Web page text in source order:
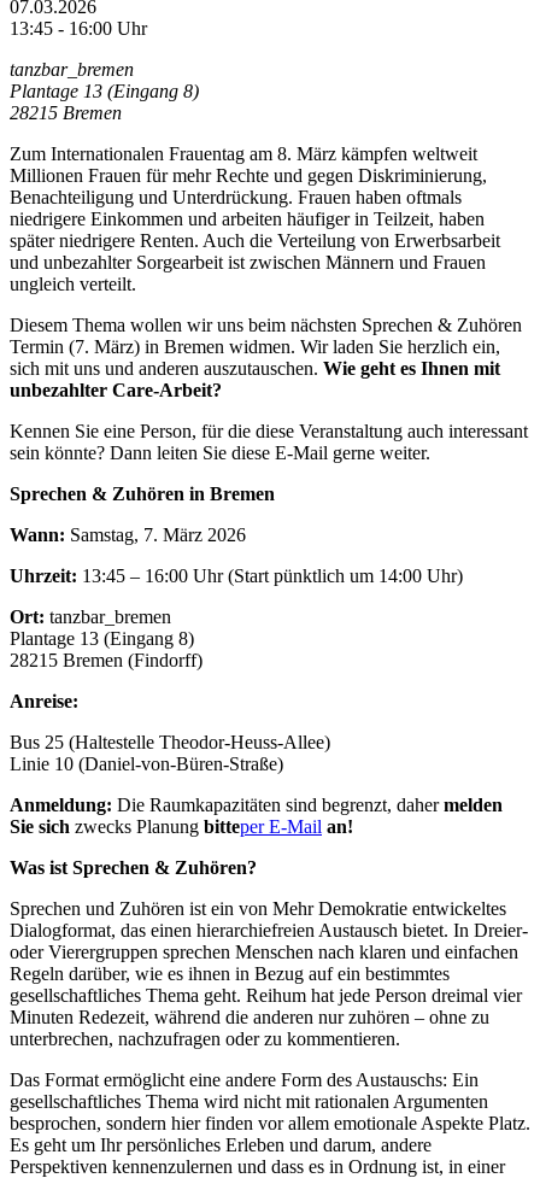
07.03.2026
13:45 - 16:00 Uhr
tanzbar_bremen
Plantage 13 (Eingang 8)
28215 Bremen
Zum Internationalen Frauentag am 8. März kämpfen weltweit
Millionen Frauen für mehr Rechte und gegen Diskriminierung,
Benachteiligung und Unterdrückung. Frauen haben oftmals
niedrigere Einkommen und arbeiten häufiger in Teilzeit, haben
später niedrigere Renten. Auch die Verteilung von Erwerbsarbeit
und unbezahlter Sorgearbeit ist zwischen Männern und Frauen
ungleich verteilt.
Diesem Thema wollen wir uns beim nächsten Sprechen & Zuhören
Termin (7. März) in Bremen widmen. Wir laden Sie herzlich ein,
sich mit uns und anderen auszutauschen. Wie geht es Ihnen mit
unbezahlter Care-Arbeit?
Kennen Sie eine Person, für die diese Veranstaltung auch interessant
sein könnte? Dann leiten Sie diese E-Mail gerne weiter.
Sprechen & Zuhören in Bremen
Wann: Samstag, 7. März 2026
Uhrzeit: 13:45 – 16:00 Uhr (Start pünktlich um 14:00 Uhr)
Ort: tanzbar_bremen
Plantage 13 (Eingang 8)
28215 Bremen (Findorff)
Anreise:
Bus 25 (Haltestelle Theodor-Heuss-Allee)
Linie 10 (Daniel-von-Büren-Straße)
Anmeldung: Die Raumkapazitäten sind begrenzt, dahermelden
Sie sich zwecks Planung bitteper E-Mail an!
Was ist Sprechen & Zuhören?
Sprechen und Zuhören ist ein von Mehr Demokratie entwickeltes
Dialogformat, das einen hierarchiefreien Austausch bietet. In Dreier-
oder Vierergruppen sprechen Menschen nach klaren und einfachen
Regeln darüber, wie es ihnen in Bezug auf ein bestimmtes
gesellschaftliches Thema geht. Reihum hat jede Person dreimal vier
Minuten Redezeit, während die anderen nur zuhören – ohne zu
unterbrechen, nachzufragen oder zu kommentieren.
Das Format ermöglicht eine andere Form des Austauschs: Ein
gesellschaftliches Thema wird nicht mit rationalen Argumenten
besprochen, sondern hier finden vor allem emotionale Aspekte Platz.
Es geht um Ihr persönliches Erleben und darum, andere
Perspektiven kennenzulernen und dass es in Ordnung ist, in einer